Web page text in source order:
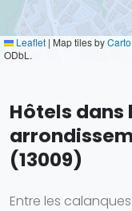
Leaflet | Map tiles byCarto
ODbL.
Hôtels dans
(13009)
Entre les